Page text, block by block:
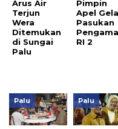
Arus Air
Terjun
Wera
Ditemukan
di Sungai
Palu
Pimpin
Apel
Pasukan
RI 2
Palu Palu